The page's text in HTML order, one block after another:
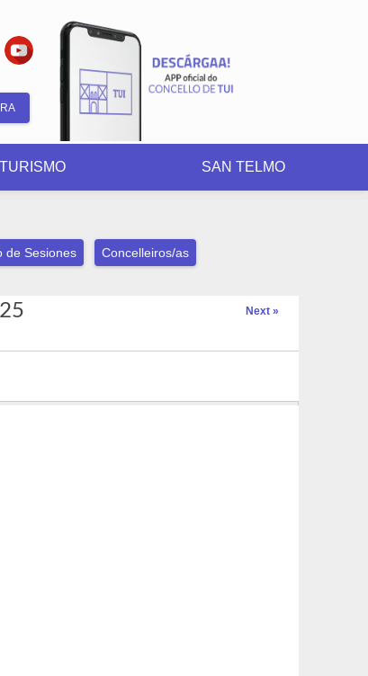
Formulario
de
busca
TURISMO SAN TELMO
de Sesiones Concelleiros/as
Next »